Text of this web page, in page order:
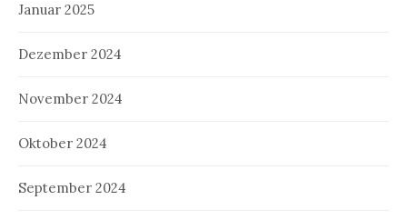
Januar 2025
Dezember 2024
November 2024
Oktober 2024
September 2024